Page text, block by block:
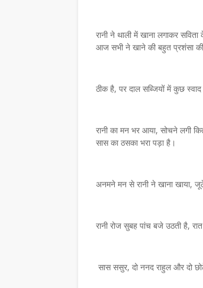
रानी ने थाली में खाना लगाकर
आज सभी ने खाने की बहुत प्रशंसा
ठीक है, पर दाल सब्जियों में कुछ
रानी का मन भर आया, सोचने लगी
सास का ठसका भरा पड़ा है।
अनमने मन से रानी ने खाना खाया, जूठे
रानी रोज सुबह पांच बजे उठती है,
सास ससुर, दो ननद राहुल और दो
हास्य-व्यंग्य के देसी
ने आयरलैंड में बिखेरे हास्य-व्यंग्य के देसी
प्रेमचंद का
July 27, 2026
प्रेमचंद का साहित्य आज